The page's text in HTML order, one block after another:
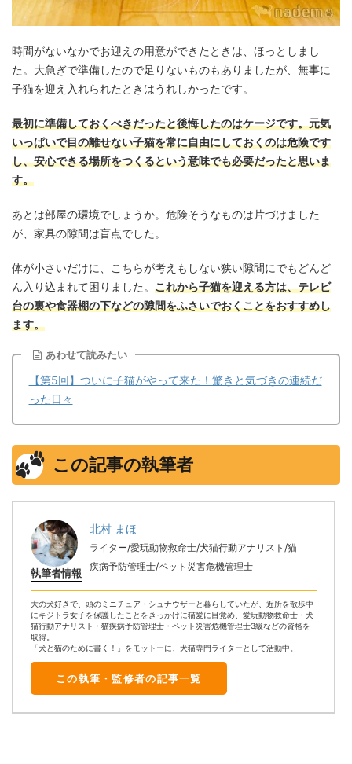
時間がないなかでお迎えの用意ができたときは、ほっとしまし
た。大急ぎで準備したので足りないものもありましたが、無事に
子猫を迎え入れられたときはうれしかったです。
最初に準備しておくべきだったと後悔したのはケージです。元気
いっぱいで目の離せない子猫を常に自由にしておくのは危険です
し、安心できる場所をつくるという意味でも必要だったと思いま
す。
あとは部屋の環境でしょうか。危険そうなものは片づけました
が、家具の隙間は盲点でした。
体が小さいだけに、こちらが考えもしない狭い隙間にでもどんど
ん入り込まれて困りました。 これから子猫を迎える方は、テレビ
台の裏や食器棚の下などの隙間をふさいでおくことをおすすめし
ます。
あわせて読みたい
【第5回】ついに子猫がやって来た！驚きと気づきの連続だ
った日々
この記事の執筆者
執筆者情報
北村 まほ
ライター/愛玩動物救命士/犬猫行動アナリスト/猫
疾病予防管理士/ペット災害危機管理士
大の犬好きで、頭のミニチュア・シュナウザーと暮らしていたが、近所を散歩中
にキジトラ女子を保護したことをきっかけに猫愛に目覚め、愛玩動物救命士・犬
猫行動アナリスト・猫疾病予防管理士・ペット災害危機管理士3級などの資格を
取得。
「犬と猫のために書く！」をモットーに、犬猫専門ライターとして活動中。
この執筆・監修者の記事一覧